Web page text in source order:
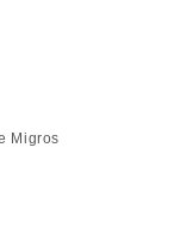
Migros